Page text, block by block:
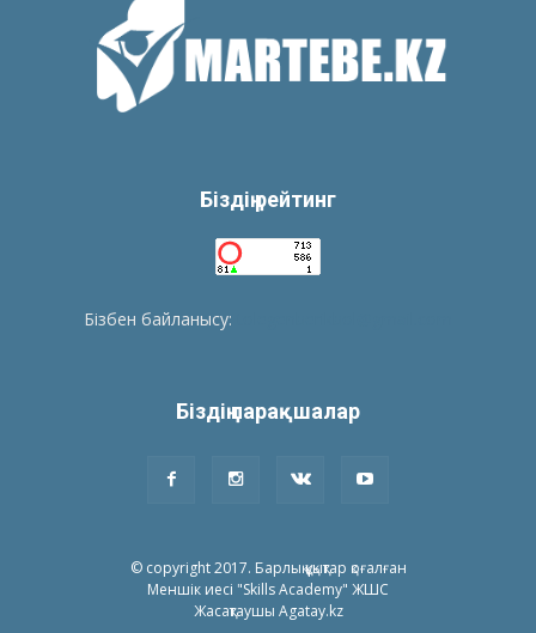
Біздің рейтинг
Бізбен байланысу:
Біздің парақшалар
© copyright 2017. Барлық құқықтар қоғалған
Меншік иесі "Skills Academy" ЖШС
Жасақтаушы Agatay.kz